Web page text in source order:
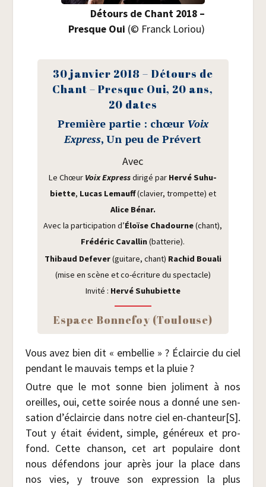
Détours de Chant 2018 –
Presque Oui (© Franck Loriou)
30 jan­vier 2018 – Détours de
Chant – Presque Oui, 20 ans,
20 dates
Pre­mière par­tie : chœur Voix
Express, Un peu de Prévert
Avec
Le Chœur Voix Expressdiri­gé par Her­vé Suhu­
biette, Lucas Lemauff(cla­vier, trom­pette) et
Alice Bénar.
Avec la par­ti­ci­pa­tion d’Éloïse Cha­dourne(chant),
Fré­dé­ric Caval­lin(bat­te­rie).
Thi­baud Defe­ver(gui­tare, chant) Rachid Boua­li
(mise en scène et co-écri­ture du spectacle)
Invi­té : Her­vé Suhubiette
Espace Bon­ne­foy (Tou­louse)
Vous avez bien dit « embel­lie » ? Éclair­cie du ciel
pen­dant le mau­vais temps et la pluie ?
Outre que le mot sonne bien joli­ment à nos
oreilles, oui, cette soi­rée nous a don­né une sen­
sa­tion d’éclaircie dans notre ciel en-chanteur[S].
Tout y était évident, simple, géné­reux et pro­
fond. Cette chan­son, cet art popu­laire dont
nous défen­dons jour après jour la place dans
nos vies, y trouve son expres­sion la plus